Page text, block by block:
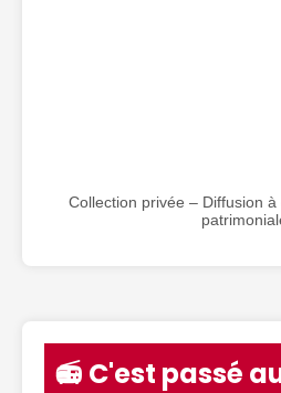
Collection privée – Diffusion
📻 C'est passé